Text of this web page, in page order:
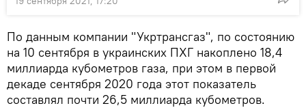
По данным компании "Укртрансгаз", по состоянию
на 10 сентября в украинских ПХГ накоплено 18,4
миллиарда кубометров газа, при этом в первой
декаде сентября 2020 года этот показатель
составлял почти 26,5 миллиарда кубометров.